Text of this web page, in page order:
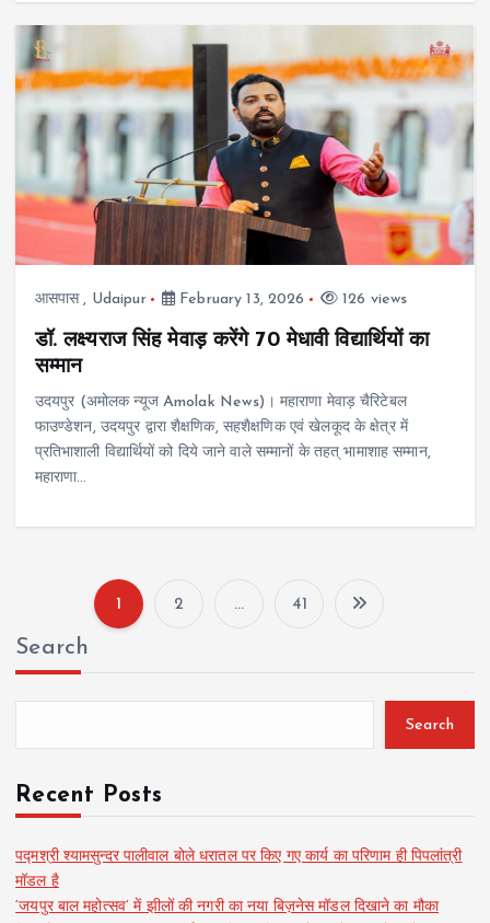
आसपास, Udaipur February 13, 2026 126 views
डॉ. लक्ष्यराज सिंह मेवाड़ करेंगे 70 मेधावी विद्यार्थियों का
सम्मान
उदयपुर (अमोलक न्यूज Amolak News)। महाराणा मेवाड़ चैरिटेबल
फाउण्डेशन, उदयपुर द्वारा शैक्षणिक, सहशैक्षणिक एवं खेलकूद के क्षेत्र में
प्रतिभाशाली विद्यार्थियों को दिये जाने वाले सम्मानों के तहत् भामाशाह सम्मान,
महाराणा…
s
s
p
1 2 … 41
Search
Search
Recent Posts
पद्मश्री श्यामसुन्दर पालीवाल बोले धरातल पर किए गए कार्य का परिणाम ही पिपलांत्री
मॉडल है
‘जयपुर बाल महोत्सव’ में झीलों की नगरी का नया बिज़नेस मॉडल दिखाने का मौका